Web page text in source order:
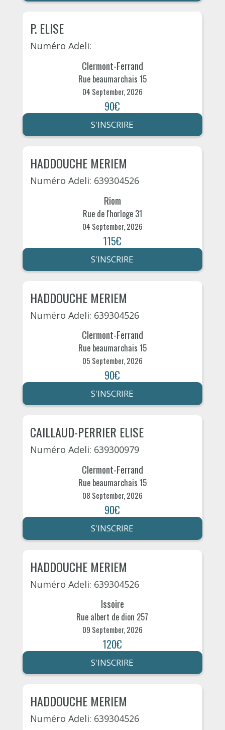
P. ELISE
Numéro Adeli:
Clermont-Ferrand
Rue beaumarchais 15
04 September, 2026
90€
S'INSCRIRE
HADDOUCHE MERIEM
Numéro Adeli: 639304526
Riom
Rue de l'horloge 31
04 September, 2026
115€
S'INSCRIRE
HADDOUCHE MERIEM
Numéro Adeli: 639304526
Clermont-Ferrand
Rue beaumarchais 15
05 September, 2026
90€
S'INSCRIRE
CAILLAUD-PERRIER ELISE
Numéro Adeli: 639300979
Clermont-Ferrand
Rue beaumarchais 15
08 September, 2026
90€
S'INSCRIRE
HADDOUCHE MERIEM
Numéro Adeli: 639304526
Issoire
Rue albert de dion 257
09 September, 2026
120€
S'INSCRIRE
HADDOUCHE MERIEM
Numéro Adeli: 639304526